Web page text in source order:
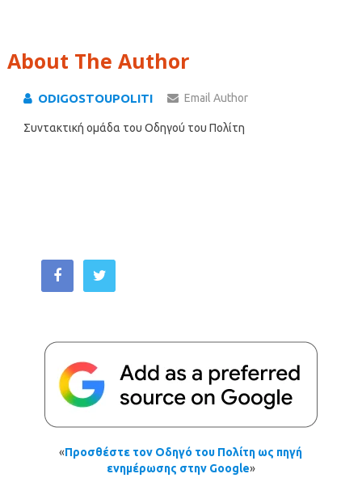
About The Author
ODIGOSTOUPOLITI Email Author
Συντακτική ομάδα του Οδηγού του Πολίτη
«Προσθέστε τον Οδηγό του Πολίτη ως πηγή
ενημέρωσης στην Google»